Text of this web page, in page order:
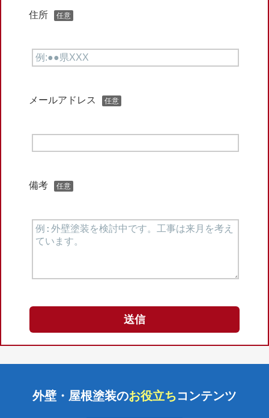
住所 任意
メールアドレス 任意
備考 任意
外壁・屋根塗装のお役立ちコンテンツ